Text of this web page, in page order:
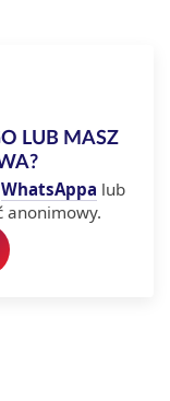
LUB MASZ
WhatsAppa lub
anonimowy.